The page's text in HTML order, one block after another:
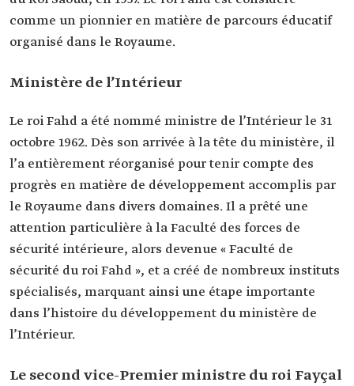
comme un pionnier en matière de parcours éducatif
organisé dans le Royaume.
Ministère de l’Intérieur
Le roi Fahd a été nommé ministre de l’Intérieur le 31
octobre 1962. Dès son arrivée à la tête du ministère, il
l’a entièrement réorganisé pour tenir compte des
progrès en matière de développement accomplis par
le Royaume dans divers domaines. Il a prêté une
attention particulière à la Faculté des forces de
sécurité intérieure, alors devenue « Faculté de
sécurité du roi Fahd », et a créé de nombreux instituts
spécialisés, marquant ainsi une étape importante
dans l’histoire du développement du ministère de
l’Intérieur.
Le second vice-Premier ministre du roi Fayçal